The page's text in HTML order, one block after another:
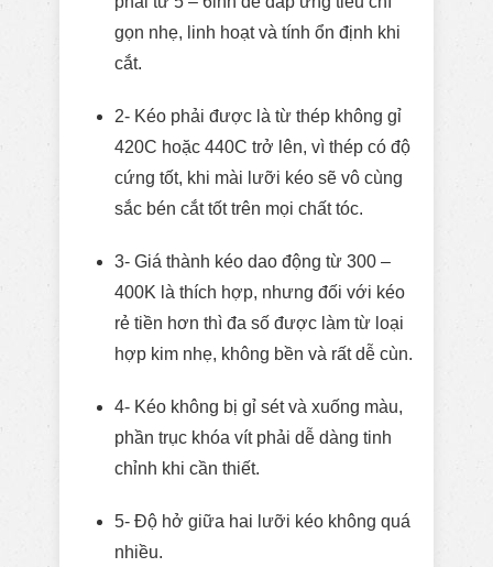
gọn nhẹ, linh hoạt và tính ổn định khi
cắt.
2- Kéo phải được là từ thép không gỉ
420C hoặc 440C trở lên, vì thép có độ
cứng tốt, khi mài lưỡi kéo sẽ vô cùng
sắc bén cắt tốt trên mọi chất tóc.
3- Giá thành kéo dao động từ 300 –
400K là thích hợp, nhưng đối với kéo
rẻ tiền hơn thì đa số được làm từ loại
hợp kim nhẹ, không bền và rất dễ cùn.
4- Kéo không bị gỉ sét và xuống màu,
phần trục khóa vít phải dễ dàng tinh
chỉnh khi cần thiết.
5- Độ hở giữa hai lưỡi kéo không quá
nhiều.